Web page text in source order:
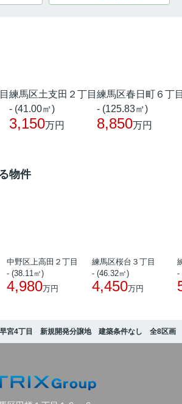
練馬区土支田２丁目
- (41.00㎡)
3,150万円
練馬区春日町６丁
- (125.83㎡)
8,850万円
物件
中野区上高田２丁目
- (38.11㎡)
4,980万円
練馬区桜台３丁目
- (46.32㎡)
4,450万円
-
宮4丁目 新規開発分譲地 建築条件なし 全8区画